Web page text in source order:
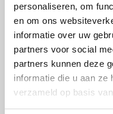
personaliseren, om
en om ons
informatie over uw
partners voor social
partners kunnen deze
informatie die u aan ze
verzameld op basis
Altijd